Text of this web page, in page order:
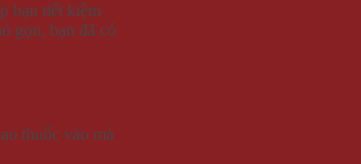
bạn tiết kiệm
gọn, bạn đã có
thuốc vào mà